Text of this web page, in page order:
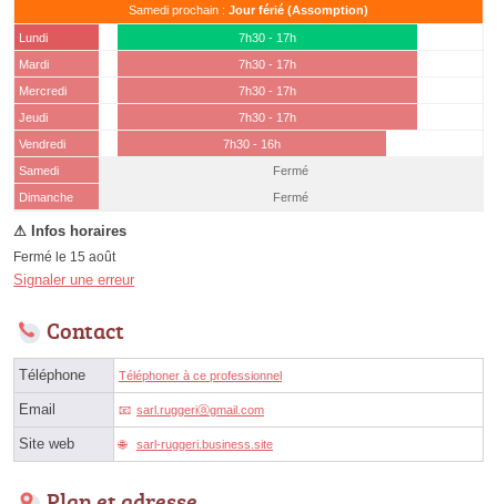
Samedi prochain : Jour férié (Assomption)
Lundi
7h30 - 17h
Mardi
7h30 - 17h
Mercredi
7h30 - 17h
Jeudi
7h30 - 17h
Vendredi
7h30 - 16h
Samedi
(15 août)
Fermé
Dimanche
Fermé
Fermé le 15 août
Signaler une erreur
Contact
Téléphone Téléphoner à ce professionnel
Email sarl.ruggeriⓐgmail.com
Site web sarl-ruggeri.business.site